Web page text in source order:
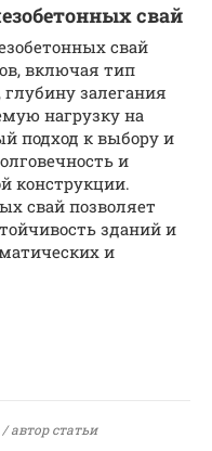
свай
свай
включая тип
залегания
нагрузку на
подход к выбору и
и
конструкции.
свай позволяет
зданий и
и
/ автор статьи